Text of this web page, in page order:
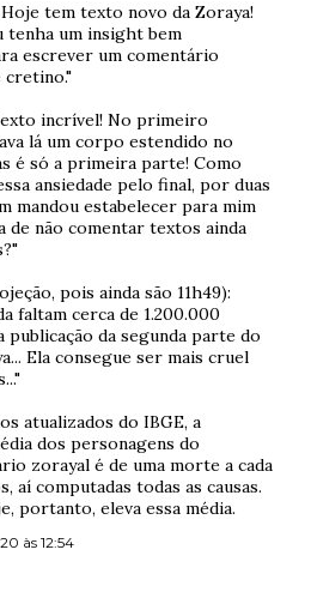
tem texto novo da Zoraya!
tenha um insight bem
escrever um comentário
cretino."
incrível! No primeiro
lá um corpo estendido no
é só a primeira parte! Como
ansiedade pelo final, por duas
mandou estabelecer para mim
de não comentar textos ainda
pois ainda são 11h49):
faltam cerca de 1.200.000
publicação da segunda parte do
Ela consegue ser mais cruel
atualizados do IBGE, a
dos personagens do
zorayal é de uma morte a cada
aí computadas todas as causas.
portanto, eleva essa média.
às 12:54